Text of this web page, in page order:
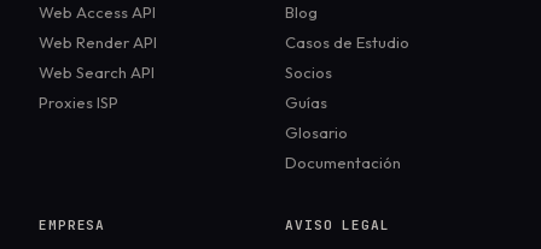
Web Access API
Web Render API
Web Search API
Proxies ISP
Blog
Casos de Estudio
Socios
Guías
Glosario
Documentación
EMPRESA AVISO LEGAL